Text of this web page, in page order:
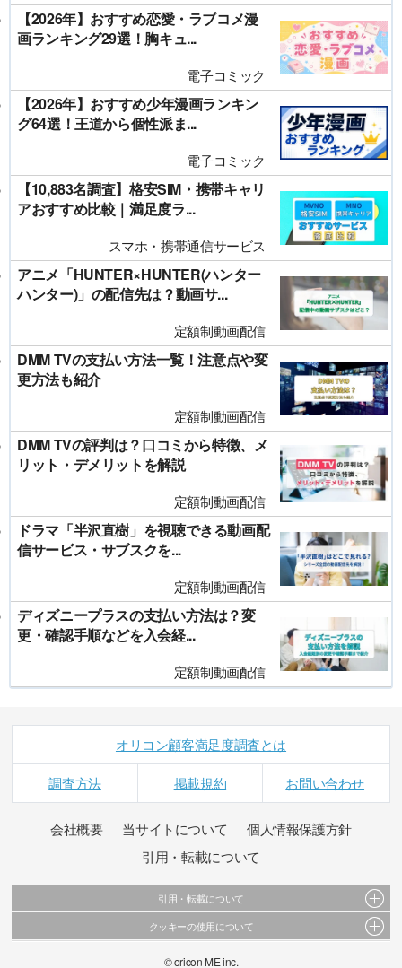
【2026年】おすすめ恋愛・ラブコメ漫
画ランキング29選！胸キュ...
電子コミック
【2026年】おすすめ少年漫画ランキン
グ64選！王道から個性派ま...
電子コミック
【10,883名調査】格安SIM・携帯キャリ
アおすすめ比較｜満足度ラ...
スマホ・携帯通信サービス
アニメ「HUNTER×HUNTER(ハンター
ハンター)」の配信先は？動画サ...
定額制動画配信
DMM TVの支払い方法一覧！注意点や変
更方法も紹介
定額制動画配信
DMM TVの評判は？口コミから特徴、メ
リット・デメリットを解説
定額制動画配信
ドラマ「半沢直樹」を視聴できる動画配
信サービス・サブスクを...
定額制動画配信
ディズニープラスの支払い方法は？変
更・確認手順などを入会経...
定額制動画配信
オリコン顧客満足度調査とは
調査方法 掲載規約 お問い合わせ
会社概要 当サイトについて
個人情報保護方針
引用・転載について
引用・転載について
当サイトで公開されている情報（文字、写真、イラスト、画像データ等）及びこれらの配
これらの情報を権利者の許可なく無断転載・複製などの二次利用を行うことは固く禁じてお
クッキーの使用について
このサイトでは Cookie を使用して、ユーザーに合わせたコンテンツや広告の表示、ソーシャ
© oricon ME inc.